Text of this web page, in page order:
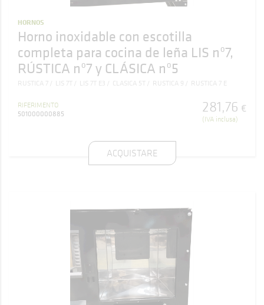
HORNOS
Horno inoxidable con escotilla
completa para cocina de leña LIS nº7,
RÚSTICA nº7 y CLÁSICA nº5
RUSTICA 7 LIS 7T LIS 7T E3 CLASICA 5T RUSTICA 9 RUSTICA 7 E
RIFERIMENTO
501000000885
281,76 €
(IVA inclusa)
ACQUISTARE